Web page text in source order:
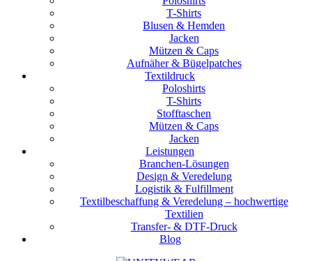
T-Shirts
Blusen & Hemden
Jacken
Mützen & Caps
Aufnäher & Bügelpatches
Textildruck
Poloshirts
T-Shirts
Stofftaschen
Mützen & Caps
Jacken
Leistungen
Branchen-Lösungen
Design & Veredelung
Logistik & Fulfillment
Textilbeschaffung & Veredelung – hochwertige
Textilien
Transfer- & DTF-Druck
Blog